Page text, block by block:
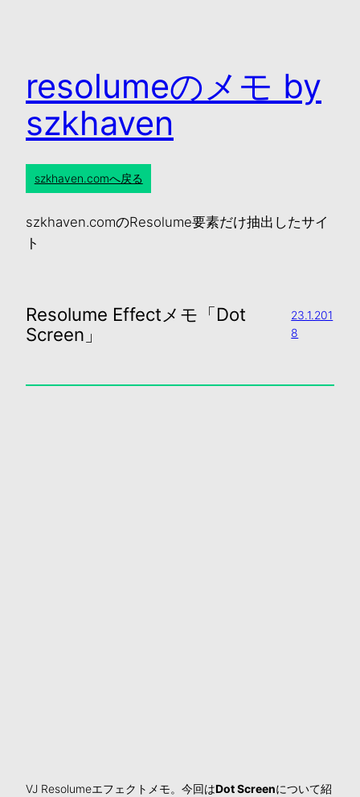
resolumeのメモ by
szkhaven
szkhaven.comへ戻る
szkhaven.comのResolume要素だけ抽出したサイ
ト
Resolume Effectメモ「Dot
Screen」
23.1.201
8
VJ Resolumeエフェクトメモ。今回はDot Screenについて紹